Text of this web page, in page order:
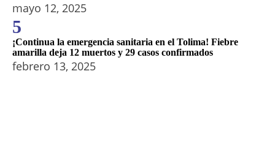
mayo 12, 2025
5
¡Continua la emergencia sanitaria en el Tolima! Fiebre
amarilla deja 12 muertos y 29 casos confirmados
febrero 13, 2025